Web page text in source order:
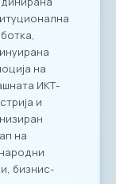
Matchmaking
Учеството на
„Digital Bridge &
Business ICT Forum
2026“ нуди
стратешка можност
за македонските
компании да
остварат директен
контакт со повеќе
од 20 реномирани